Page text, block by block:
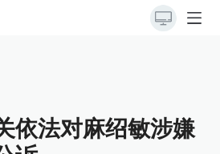
依法对麻绍敏涉嫌